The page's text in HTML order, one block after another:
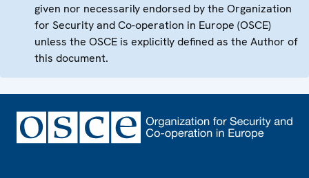
given nor necessarily endorsed by the Organization
for Security and Co-operation in Europe (OSCE)
unless the OSCE is explicitly defined as the Author of
this document.